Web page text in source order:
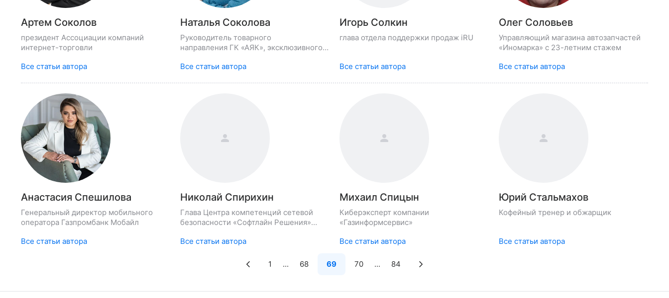
Артем Соколов
президент Ассоциации компаний
интернет-торговли
Все статьи автора
Наталья Соколова
Руководитель товарного
направления ГК «АЯК», эксклюзивного
Все статьи автора
Игорь Солкин
глава отдела поддержки продаж iRU
Все статьи автора
Олег Соловьев
Управляющий магазина автозапчастей
«Иномарка» с 23-летним стажем
Все статьи автора
Анастасия Спешилова
Генеральный директор мобильного
оператора Газпромбанк Мобайл
Все статьи автора
Николай Спирихин
Глава Центра компетенций сетевой
безопасности «Софтлайн Решения»
Все статьи автора
Михаил Спицын
Киберэксперт компании
«Газинформсервис»
Все статьи автора
Юрий Стальмахов
Кофейный тренер и обжарщик
Все статьи автора
1 ... 68 69 70 ... 84